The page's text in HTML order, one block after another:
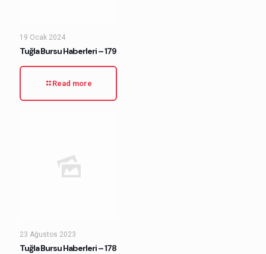
19 Ocak 2024
Tuğla Bursu Haberleri – 179
Read more
23 Ağustos 2023
Tuğla Bursu Haberleri – 178